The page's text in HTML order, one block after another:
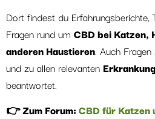
Dort findest du
Fragen rund um CBD bei Katzen,
anderen Haustieren. Auch
und zu allen relevanten
beantwortet.
👉 Zum Forum:CBD für Katzen